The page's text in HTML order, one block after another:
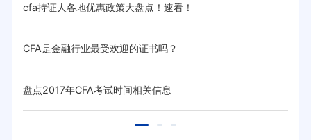
cfa持证人各地优惠政策大盘点！速看！
CFA是金融行业最受欢迎的证书吗？
盘点2017年CFA考试时间相关信息